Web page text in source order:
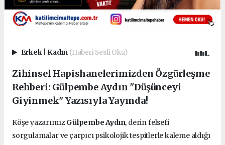
Erkek Kadın (Haberi Sesli Oku)
Zihinsel Hapishanelerimizden Özgürleşme
Rehberi: Gülpembe Aydın "Düşünceyi
Giyinmek" Yazısıyla Yayında!
Köşe yazarımızGülpembe Aydın, derin felsefi
sorgulamalar ve çarpıcı psikolojik tespitlerle kaleme aldığı